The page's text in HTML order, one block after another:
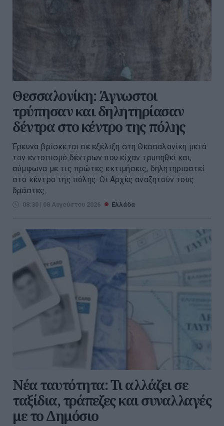
Θεσσαλονίκη: Άγνωστοι
τρύπησαν και δηλητηρίασαν
δέντρα στο κέντρο της πόλης
Έρευνα βρίσκεται σε εξέλιξη στη Θεσσαλονίκη μετά
τον εντοπισμό δέντρων που είχαν τρυπηθεί και,
σύμφωνα με τις πρώτες εκτιμήσεις, δηλητηριαστεί
στο κέντρο της πόλης. Οι Αρχές αναζητούν τους
δράστες.
08:30 | 08 Αυγούστου 2026 Ελλάδα
Νέα ταυτότητα: Τι αλλάζει σε
ταξίδια, τράπεζες και συναλλαγές
με το Δημόσιο